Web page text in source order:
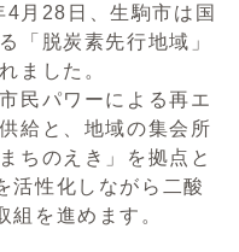
月28日、生駒市は国
「脱炭素先行地域」
ました。
民パワーによる再エ
給と、地域の集会所
ちのえき」を拠点と
活性化しながら二酸
組を進めます。